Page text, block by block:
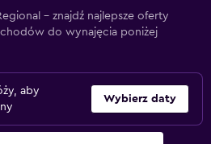
– znajdź najlepsze oferty
do wynajęcia poniżej
aby
Wybierz daty